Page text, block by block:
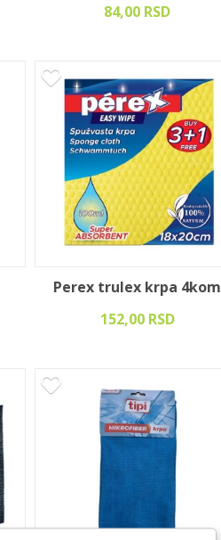
84,00 RSD
Perex trulex krpa 4kom
152,00 RSD